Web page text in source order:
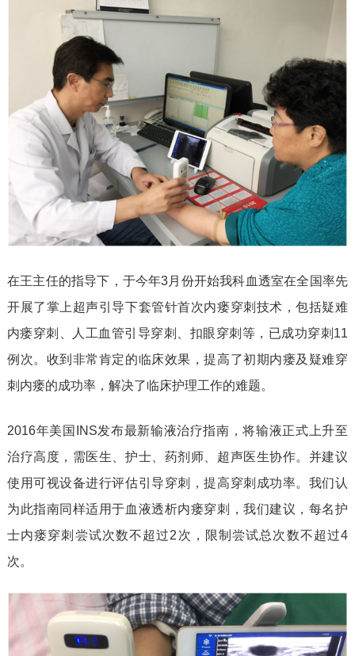
在王主任的指导下，于今年3月份开始我科血透室在全国率先
开展了掌上超声引导下套管针首次内瘘穿刺技术，包括疑难
内瘘穿刺、人工血管引导穿刺、扣眼穿刺等，已成功穿刺11
例次。收到非常肯定的临床效果，提高了初期内瘘及疑难穿
刺内瘘的成功率，解决了临床护理工作的难题。
2016年美国INS发布最新输液治疗指南，将输液正式上升至
治疗高度，需医生、护士、药剂师、超声医生协作。并建议
使用可视设备进行评估引导穿刺，提高穿刺成功率。我们认
为此指南同样适用于血液透析内瘘穿刺，我们建议，每名护
士内瘘穿刺尝试次数不超过2次，限制尝试总次数不超过4
次。